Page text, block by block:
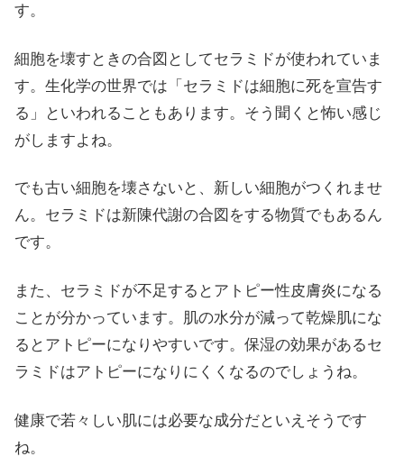
す。
細胞を壊すときの合図としてセラミドが使われていま
す。生化学の世界では「セラミドは細胞に死を宣告す
る」といわれることもあります。そう聞くと怖い感じ
がしますよね。
でも古い細胞を壊さないと、新しい細胞がつくれませ
ん。セラミドは新陳代謝の合図をする物質でもあるん
です。
また、セラミドが不足するとアトピー性皮膚炎になる
ことが分かっています。肌の水分が減って乾燥肌にな
るとアトピーになりやすいです。保湿の効果があるセ
ラミドはアトピーになりにくくなるのでしょうね。
健康で若々しい肌には必要な成分だといえそうです
ね。